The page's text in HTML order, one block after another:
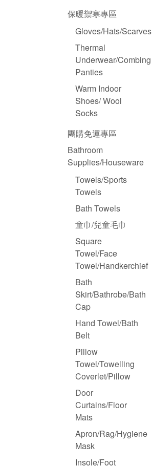
保暖禦寒專區
Gloves/hats/scarves
Thermal
Underwear/Combing
Panties
Warm Indoor
Shoes/ Wool
Socks
團購免運專區
Bathroom
Supplies/Houseware
Towels/Sports
Towels
Bath Towels
童巾/兒童毛巾
Square
Towel/Face
Towel/Handkerchief
Bath
Skirt/Bathrobe/Bath
Cap
Hand Towel/Bath
Belt
Pillow
Towel/Towelling
Coverlet/Pillow
Door
Curtains/Floor
Mats
Apron/Rag/Hygiene
Mask
Insole/Foot